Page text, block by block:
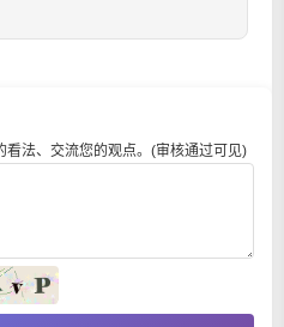
法、交流您的观点。(审核通过可见)